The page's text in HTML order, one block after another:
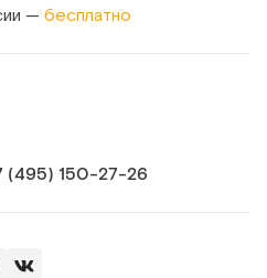
— бесплатно
(495) 150‑27‑26